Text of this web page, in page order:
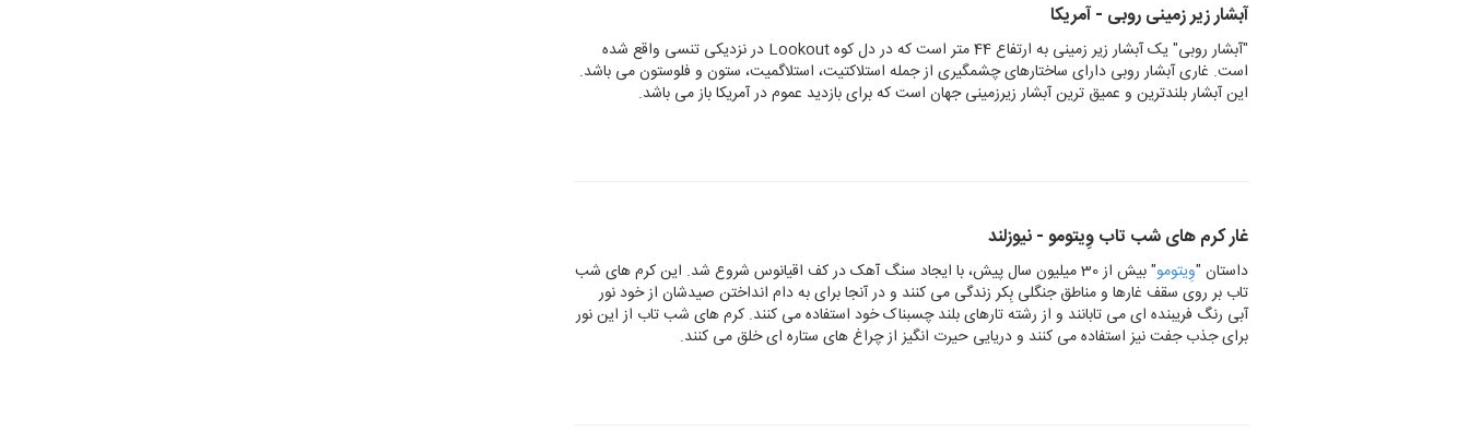
آبشار زیر زمینی روبی - آمریکا
"آبشار روبی" یک آبشار زیر زمینی به ارتفاع 44 متر است که در دل کوه Lookout در نزدیکی تنسی واقع شده
است. غاری آبشار روبی دارای ساختارهای چشمگیری از جمله استلاکتیت، استلاگمیت، ستون و فلوستون می باشد.
این آبشار بلندترین و عمیق ترین آبشار زیرزمینی جهان است که برای بازدید عموم در آمریکا باز می باشد.
غار کرم های شب تاب وِیتومو - نیوزلند
داستان "وِیتومو
" بیش از 30 میلیون سال پیش، با ایجاد سنگ آهک در کف اقیانوس شروع شد. این کرم های شب
تاب بر روی سقف غارها و مناطق جنگلی بِکر زندگی می کنند و در آنجا برای به دام انداختن صیدشان از خود نور
آبی رنگ فریبنده ای می تابانند و از رشته تارهای بلند چسبناک خود استفاده می کنند. کرم های شب تاب از این نور
برای جذب جفت نیز استفاده می کنند و دریایی حیرت انگیز از چراغ های ستاره ای خلق می کنند.